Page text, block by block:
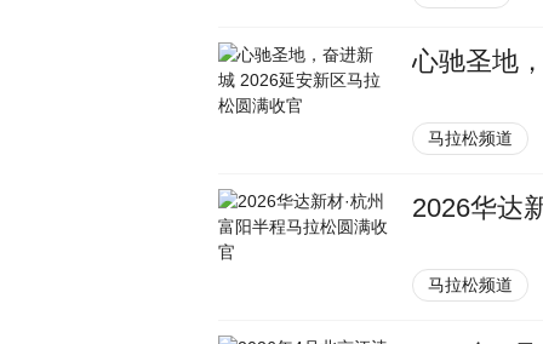
心驰圣地
马拉松频道
2026华达
马拉松频道